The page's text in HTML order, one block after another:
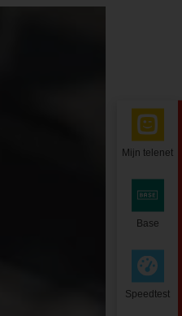
Mijn telenet
Base
Speedtest